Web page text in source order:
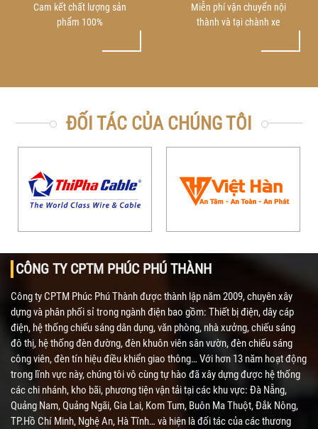
Cam kết chất lượng sản
phẩm 100%
Miễn phí vận chuyển nội
thành và tại chành xe
ĐỐI TÁC CỦA CHÚNG TÔI
CÔNG TY CPTM PHÚC PHÚ THÀNH
Công ty CPTM Phúc Phú Thành được thành lập năm 2009, chuyên xây
dựng và phân phối sỉ trong ngành điện bao gồm: Thiết bị điện, dây cáp
điện, hệ thống chiếu sáng dân dụng, văn phòng, nhà xưởng, chiếu sáng
đô thị, hệ thống đèn đường, đèn khuôn viên sân vườn, đèn chiếu sáng
công viên, đèn tín hiệu điều khiển giao thông… Với hơn 13 năm hoạt động
trong lĩnh vực này, chúng tôi vô cùng tự hào đã xây dựng được hệ thống
các chi nhánh, kho bãi, phương tiện vận tải tại các khu vực: Đà Nẵng,
Quảng Nam, Quảng Ngãi, Gia Lai, Kom Tum, Buôn Ma Thuột, Đắk Nông,
TP.Hồ Chí Minh, Nghệ An, Hà Tĩnh… và hiện là đối tác của các thương